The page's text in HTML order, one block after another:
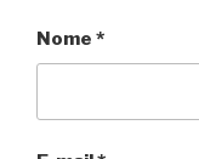
Nome *